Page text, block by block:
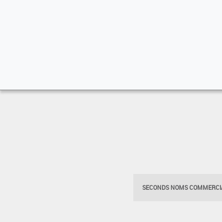
SECONDS NOMS